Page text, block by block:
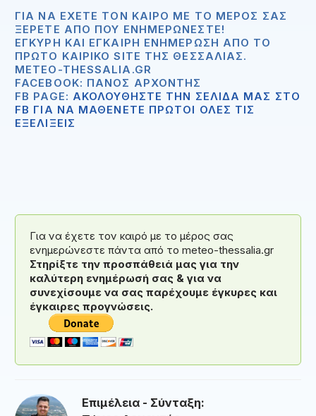
ΓΙΑ ΝΑ ΈΧΕΤΕ ΤΟΝ ΚΑΙΡΌ ΜΕ ΤΟ ΜΈΡΟΣ ΣΑΣ
ΞΈΡΕΤΕ ΑΠΟ ΠΟΥ ΕΝΗΜΕΡΏΝΕΣΤΕ!
ΈΓΚΥΡΗ ΚΑΙ ΈΓΚΑΙΡΗ ΕΝΗΜΈΡΩΣΗ ΑΠΟ ΤΟ
ΠΡΏΤΟ ΚΑΙΡΙΚΌ SITE ΤΗΣ ΘΕΣΣΑΛΊΑΣ.
METEO-THESSALIA.GR
FACEBOOK: ΠΆΝΟΣ ΑΡΧΟΝΤΉΣ
FB PAGE: ΑΚΟΛΟΥΘΗΣΤΕ ΤΗΝ ΣΕΛΙΔΑ ΜΑΣ ΣΤΟ
FB ΓΙΑ ΝΑ ΜΑΘΕΝΕΤΕ ΠΡΩΤΟΙ ΟΛΕΣ ΤΙΣ
ΕΞΕΛΙΞΕΙΣ
Για να έχετε τον καιρό με το μέρος σας
ενημερώνεστε πάντα από το meteo-thessalia.gr
Στηρίξτε την προσπάθειά μας για την
καλύτερη ενημέρωσή σας & για να
συνεχίσουμε να σας παρέχουμε έγκυρες και
έγκαιρες προγνώσεις.
Επιμέλεια - Σύνταξη: